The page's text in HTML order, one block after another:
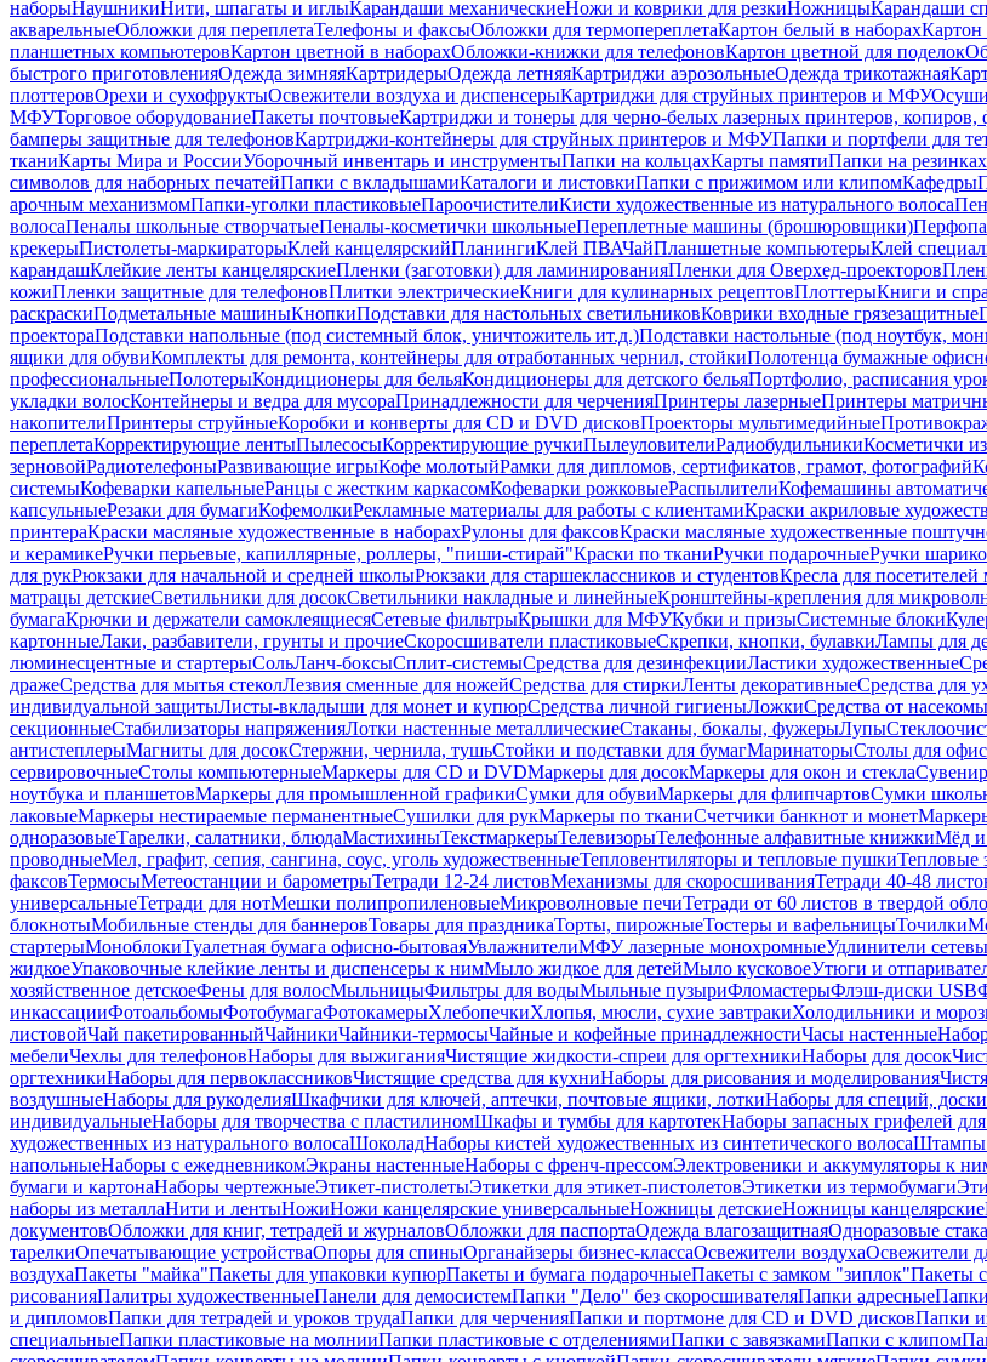
наборыНаушникиНити, шпагаты и иглыКарандаши механическиеНожи и коврики для резкиНожницыКарандаши
акварельныеОбложки для переплетаТелефоны и факсыОбложки для термопереплетаКартон белый в наборахКартон
планшетных компьютеровКартон цветной в наборахОбложки-книжки для телефоновКартон цветной для поделок
быстрого приготовленияОдежда зимняяКартридерыОдежда летняяКартриджи аэрозольныеОдежда трикотажная
плоттеровОрехи и сухофруктыОсвежители воздуха и диспенсерыКартриджи для струйных принтеров и МФУ
МФУТорговое оборудованиеПакеты почтовыеКартриджи и тонеры для черно-белых лазерных принтеров,
бамперы защитные для телефоновКартриджи-контейнеры для струйных принтеров и МФУПапки и портфели для
тканиКарты Мира и РоссииУборочный инвентарь и инструментыПапки на кольцахКарты памятиПапки на
символов для наборных печатейПапки с вкладышамиКаталоги и листовкиПапки с прижимом или клипомКафедры
арочным механизмомПапки-уголки пластиковыеПароочистителиКисти художественные из натурального волоса
волосаПеналы школьные створчатыеПеналы-косметички школьныеПереплетные машины (брошюровщики)
крекерыПистолеты-маркираторыКлей канцелярскийПланингиКлей ПВАЧайПланшетные компьютерыКлей
карандашКлейкие ленты канцелярскиеПленки (заготовки) для ламинированияПленки для Оверхед-проекторов
кожиПленки защитные для телефоновПлитки электрическиеКниги для кулинарных рецептовПлоттерыКниги и
раскраскиПодметальные машиныКнопкиПодставки для настольных светильниковКоврики входные грязезащитные
проектораПодставки напольные (под системный блок, уничтожитель ит.д.)Подставки настольные (под ноутбук,
ящики для обувиКомплекты для ремонта, контейнеры для отработанных чернил, стойкиПолотенца бумажные
профессиональныеПолотерыКондиционеры для бельяКондиционеры для детского бельяПортфолио, расписания
укладки волосКонтейнеры и ведра для мусораПринадлежности для черченияПринтеры лазерныеПринтеры
накопителиПринтеры струйныеКоробки и конверты для CD и DVD дисковПроекторы мультимедийные
переплетаКорректирующие лентыПылесосыКорректирующие ручкиПылеуловителиРадиобудильникиКосметички
зерновойРадиотелефоныРазвивающие игрыКофе молотыйРамки для дипломов, сертификатов, грамот, фотографий
системыКофеварки капельныеРанцы с жестким каркасомКофеварки рожковыеРаспылителиКофемашины
капсульныеРезаки для бумагиКофемолкиРекламные материалы для работы с клиентамиКраски акриловые
принтераКраски масляные художественные в наборахРулоны для факсовКраски масляные художественные
и керамикеРучки перьевые, капиллярные, роллеры, "пиши-стирай"Краски по тканиРучки подарочныеРучки
для рукРюкзаки для начальной и средней школыРюкзаки для старшеклассников и студентовКресла для
матрацы детскиеСветильники для досокСветильники накладные и линейныеКронштейны-крепления для
бумагаКрючки и держатели самоклеящиесяСетевые фильтрыКрышки для МФУКубки и призыСистемные блоки
картонныеЛаки, разбавители, грунты и прочиеСкоросшиватели пластиковыеСкрепки, кнопки, булавкиЛампы для
люминесцентные и стартерыСольЛанч-боксыСплит-системыСредства для дезинфекцииЛастики художественные
дражеСредства для мытья стеколЛезвия сменные для ножейСредства для стиркиЛенты декоративныеСредства для
индивидуальной защитыЛисты-вкладыши для монет и купюрСредства личной гигиеныЛожкиСредства от
секционныеСтабилизаторы напряженияЛотки настенные металлическиеСтаканы, бокалы, фужерыЛупы
антистеплерыМагниты для досокСтержни, чернила, тушьСтойки и подставки для бумагМаринаторыСтолы для
сервировочныеСтолы компьютерныеМаркеры для CD и DVDМаркеры для досокМаркеры для окон и стекла
ноутбука и планшетовМаркеры для промышленной графикиСумки для обувиМаркеры для флипчартовСумки
лаковыеМаркеры нестираемые перманентныеСушилки для рукМаркеры по тканиСчетчики банкнот и монет
одноразовыеТарелки, салатники, блюдаМастихиныТекстмаркерыТелевизорыТелефонные алфавитные книжкиМёд
проводныеМел, графит, сепия, сангина, соус, уголь художественныеТепловентиляторы и тепловые пушкиТепловые
факсовТермосыМетеостанции и барометрыТетради 12-24 листовМеханизмы для скоросшиванияТетради 40-48
универсальныеТетради для нотМешки полипропиленовыеМикроволновые печиТетради от 60 листов в твердой
блокнотыМобильные стенды для баннеровТовары для праздникаТорты, пирожныеТостеры и вафельницыТочилки
стартерыМоноблокиТуалетная бумага офисно-бытоваяУвлажнителиМФУ лазерные монохромныеУдлинители
жидкоеУпаковочные клейкие ленты и диспенсеры к нимМыло жидкое для детейМыло кусковоеУтюги и
хозяйственное детскоеФены для волосМыльницыФильтры для водыМыльные пузыриФломастерыФлэш-диски USB
инкассацииФотоальбомыФотобумагаФотокамерыХлебопечкиХлопья, мюсли, сухие завтракиХолодильники и
листовойЧай пакетированныйЧайникиЧайники-термосыЧайные и кофейные принадлежностиЧасы настенные
мебелиЧехлы для телефоновНаборы для выжиганияЧистящие жидкости-спреи для оргтехникиНаборы для досок
оргтехникиНаборы для первоклассниковЧистящие средства для кухниНаборы для рисования и моделирования
воздушныеНаборы для рукоделияШкафчики для ключей, аптечки, почтовые ящики, лоткиНаборы для специй,
индивидуальныеНаборы для творчества с пластилиномШкафы и тумбы для картотекНаборы запасных грифелей
художественных из натурального волосаШоколадНаборы кистей художественных из синтетического волосаШтампы
напольныеНаборы с ежедневникомЭкраны настенныеНаборы с френч-прессомЭлектровеники и аккумуляторы к
бумаги и картонаНаборы чертежныеЭтикет-пистолетыЭтикетки для этикет-пистолетовЭтикетки из термобумаги
наборы из металлаНити и лентыНожиНожи канцелярские универсальныеНожницы детскиеНожницы канцелярские
документовОбложки для книг, тетрадей и журналовОбложки для паспортаОдежда влагозащитнаяОдноразовые
тарелкиОпечатывающие устройстваОпоры для спиныОрганайзеры бизнес-классаОсвежители воздухаОсвежители
воздухаПакеты "майка"Пакеты для упаковки купюрПакеты и бумага подарочныеПакеты с замком "зиплок"Пакеты
рисованияПалитры художественныеПанели для демосистемПапки "Дело" без скоросшивателяПапки адресные
и дипломовПапки для тетрадей и уроков трудаПапки для черченияПапки и портмоне для CD и DVD дисковПапки
специальныеПапки пластиковые на молнииПапки пластиковые с отделениямиПапки с завязкамиПапки с клипом